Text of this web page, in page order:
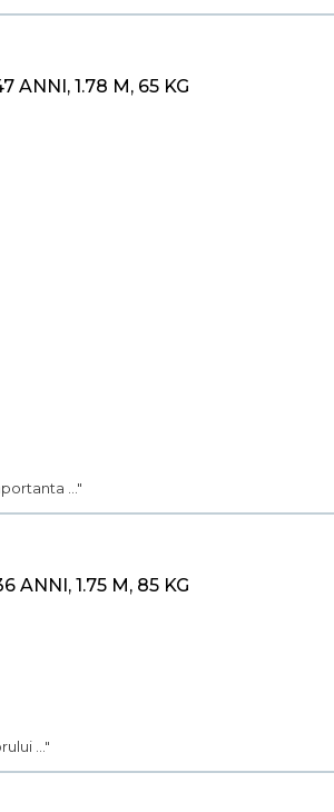
ANNI, 1.78 M, 65 KG
..."
ANNI, 1.75 M, 85 KG
..."